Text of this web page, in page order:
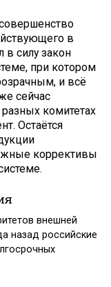
в
в силу закон
при котором
и всё
сейчас
комитетах
Остаётся
коррективы
внешней
назад российские